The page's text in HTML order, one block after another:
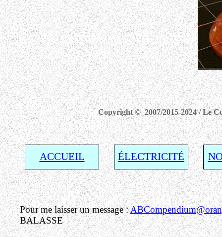
Copyright © 2007/2015-2024 / Le
ACCUEIL ÉLECTRICITÉ
Pour me laisser un message :
BALASSE